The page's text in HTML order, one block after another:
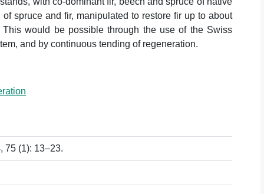
spruce and fir, manipulated to restore fir up to about
would be possible through the use of the Swiss
and by continuous tending of regeneration.
75 (1): 13–23.